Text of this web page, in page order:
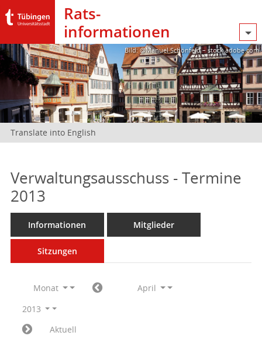
Rats­
informationen
Bild: @Manuel Schönfeld – stock.adobe.com
Translate into English
Verwaltungsausschuss - Termine
2013
Informationen Mitglieder
Sitzungen
Monat
April
2013
Aktuell